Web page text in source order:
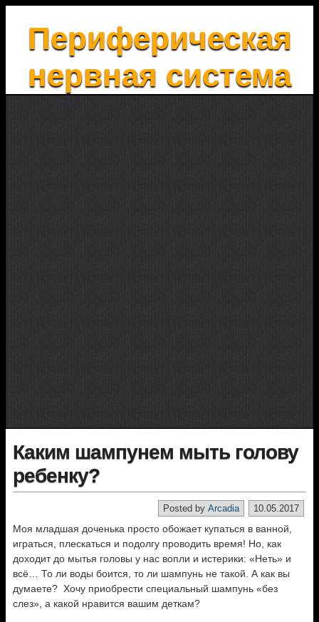
Периферическая
нервная система
Каким шампунем мыть голову
ребенку?
10.05.2017
Posted by Arcadia
Моя младшая доченька просто обожает купаться в ванной,
играться, плескаться и подолгу проводить время! Но, как
доходит до мытья головы у нас вопли и истерики: «Неть» и
всё… То ли воды боится, то ли шампунь не такой. А как вы
думаете? Хочу приобрести специальный шампунь «без
слез», а какой нравится вашим деткам?